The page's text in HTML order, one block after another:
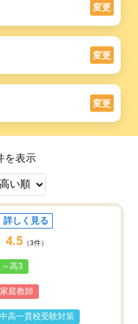
変更
変更
変更
を表示
詳しく見る
4.5 （3件）
高3
家庭教師
高一貫校受験対策